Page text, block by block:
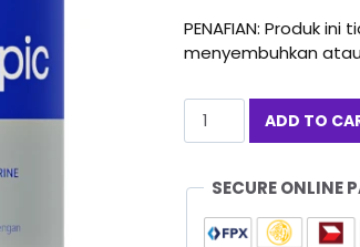
PENAFIAN: Produk
menyembuhkan
MINDTROPIC
COMBO
ADD TO
SECURE ONLINE